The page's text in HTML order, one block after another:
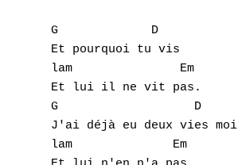
G             D
Et pourquoi tu vis
lam               Em
Et lui il ne vit pas.
G                   D
J'ai déjà eu deux vies moi
lam              Em